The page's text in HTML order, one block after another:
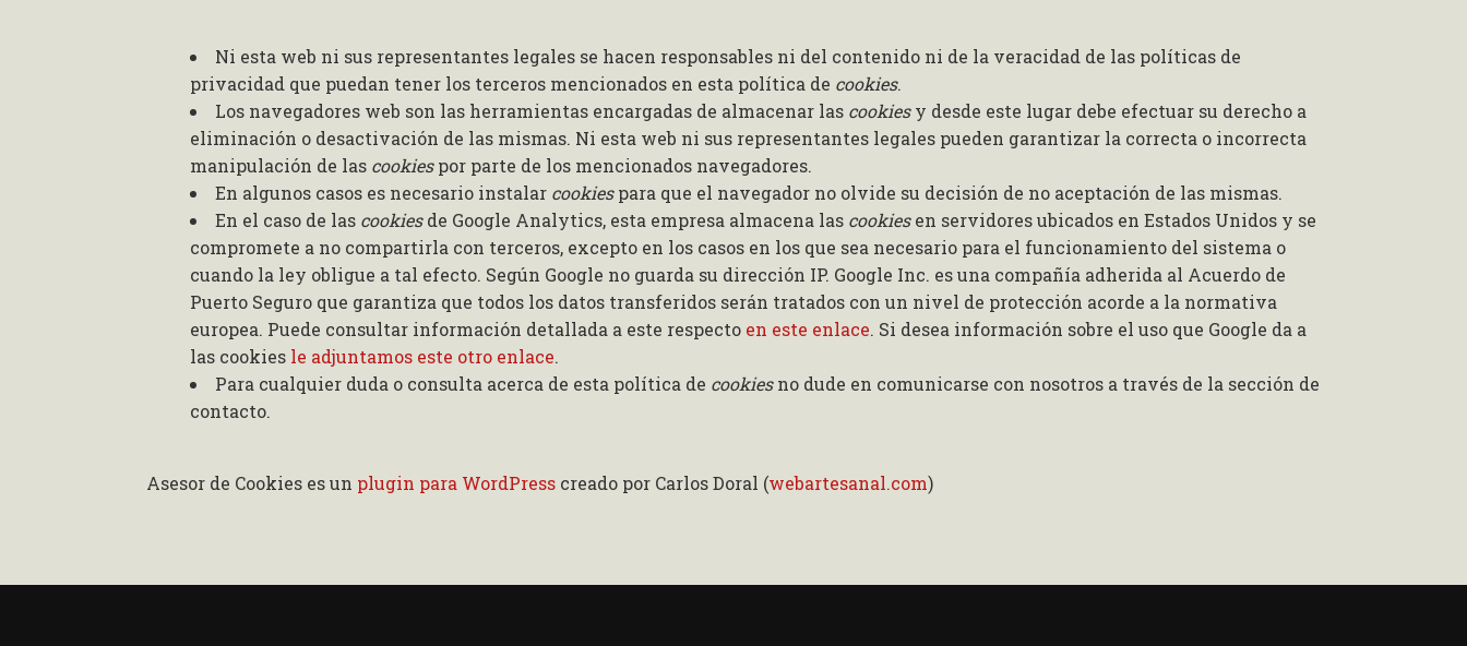
Ni esta web ni sus representantes legales se hacen responsables ni del contenido ni de la veracidad de las políticas de
privacidad que puedan tener los terceros mencionados en esta política de cookies.
Los navegadores web son las herramientas encargadas de almacenar las cookiesy desde este lugar debe efectuar su derecho a
eliminación o desactivación de las mismas. Ni esta web ni sus representantes legales pueden garantizar la correcta o incorrecta
manipulación de las cookiespor parte de los mencionados navegadores.
En algunos casos es necesario instalar cookiespara que el navegador no olvide su decisión de no aceptación de las mismas.
En el caso de las cookiesde Google Analytics, esta empresa almacena las cookiesen servidores ubicados en Estados Unidos y se
compromete a no compartirla con terceros, excepto en los casos en los que sea necesario para el funcionamiento del sistema o
cuando la ley obligue a tal efecto. Según Google no guarda su dirección IP. Google Inc. es una compañía adherida al Acuerdo de
Puerto Seguro que garantiza que todos los datos transferidos serán tratados con un nivel de protección acorde a la normativa
europea. Puede consultar información detallada a este respecto en este enlace. Si desea información sobre el uso que Google da a
las cookies le adjuntamos este otro enlace.
Para cualquier duda o consulta acerca de esta política de cookiesno dude en comunicarse con nosotros a través de la sección de
contacto.
Asesor de Cookies es un plugin para WordPress creado por Carlos Doral (webartesanal.com)